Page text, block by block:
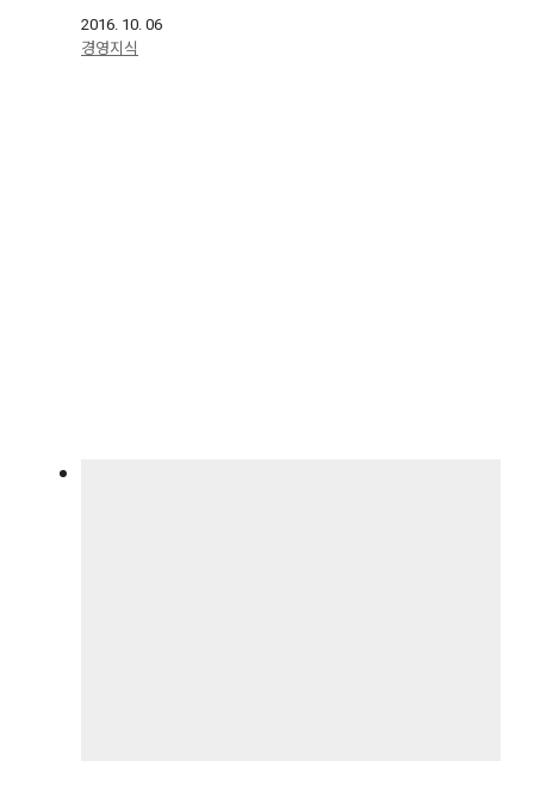
2016. 10. 06
경영지식